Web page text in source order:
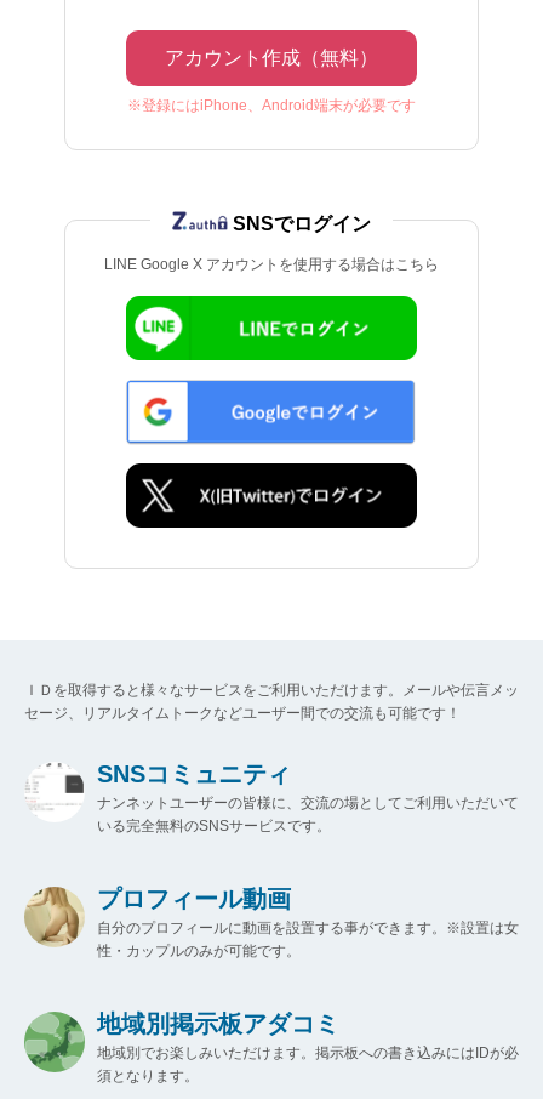
アカウント作成（無料）
※登録にはiPhone、Android端末が必要です
LINE Google X アカウントを使用する場合はこちら
SNSでログイン
ＩＤを取得すると様々なサービスをご利用いただけます。メールや伝言メッ
セージ、リアルタイムトークなどユーザー間での交流も可能です！
SNSコミュニティ
ナンネットユーザーの皆様に、交流の場としてご利用いただいて
いる完全無料のSNSサービスです。
プロフィール動画
自分のプロフィールに動画を設置する事ができます。※設置は女
性・カップルのみが可能です。
地域別掲示板アダコミ
地域別でお楽しみいただけます。掲示板への書き込みにはIDが必
須となります。